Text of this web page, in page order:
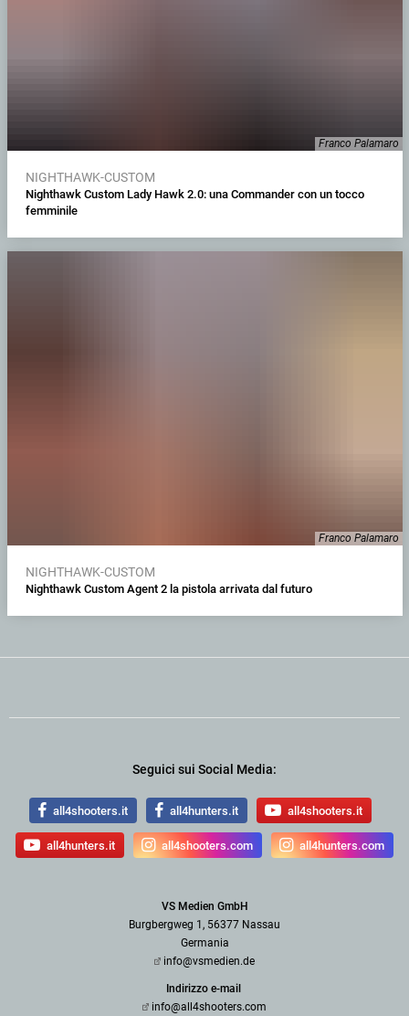
Franco Palamaro
NIGHTHAWK-CUSTOM
Nighthawk Custom Lady Hawk 2.0: una Commander con un tocco
femminile
Franco Palamaro
NIGHTHAWK-CUSTOM
Nighthawk Custom Agent 2 la pistola arrivata dal futuro
Seguici sui Social Media:
all4shooters.it all4hunters.it all4shooters.it
all4hunters.it all4shooters.com all4hunters.com
VS Medien GmbH
Burgbergweg 1, 56377 Nassau
Germania
info@vsmedien.de
Indirizzo e-mail
info@all4shooters.com